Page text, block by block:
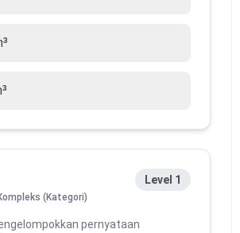
(Kategori)
Level 1
pernyataan